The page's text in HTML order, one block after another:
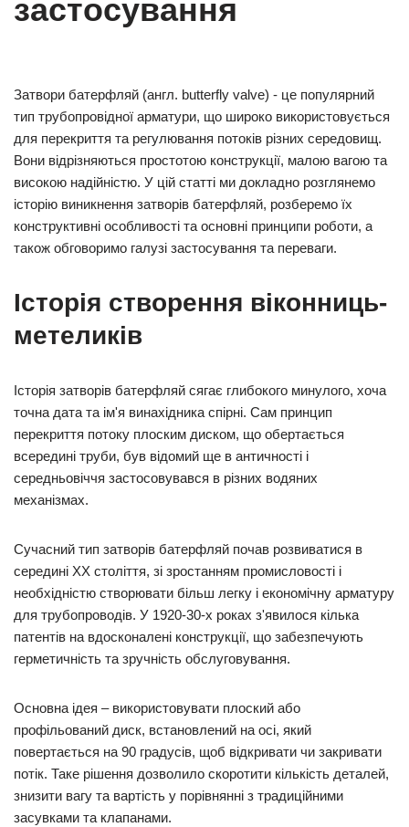
застосування
Затвори батерфляй (англ. butterfly valve) - це популярний
тип трубопровідної арматури, що широко використовується
для перекриття та регулювання потоків різних середовищ.
Вони відрізняються простотою конструкції, малою вагою та
високою надійністю. У цій статті ми докладно розглянемо
історію виникнення затворів батерфляй, розберемо їх
конструктивні особливості та основні принципи роботи, а
також обговоримо галузі застосування та переваги.
Історія створення віконниць-
метеликів
Історія затворів батерфляй сягає глибокого минулого, хоча
точна дата та ім'я винахідника спірні. Сам принцип
перекриття потоку плоским диском, що обертається
всередині труби, був відомий ще в античності і
середньовіччя застосовувався в різних водяних
механізмах.
Сучасний тип затворів батерфляй почав розвиватися в
середині XX століття, зі зростанням промисловості і
необхідністю створювати більш легку і економічну арматуру
для трубопроводів. У 1920-30-х роках з'явилося кілька
патентів на вдосконалені конструкції, що забезпечують
герметичність та зручність обслуговування.
Основна ідея – використовувати плоский або
профільований диск, встановлений на осі, який
повертається на 90 градусів, щоб відкривати чи закривати
потік. Таке рішення дозволило скоротити кількість деталей,
знизити вагу та вартість у порівнянні з традиційними
засувками та клапанами.